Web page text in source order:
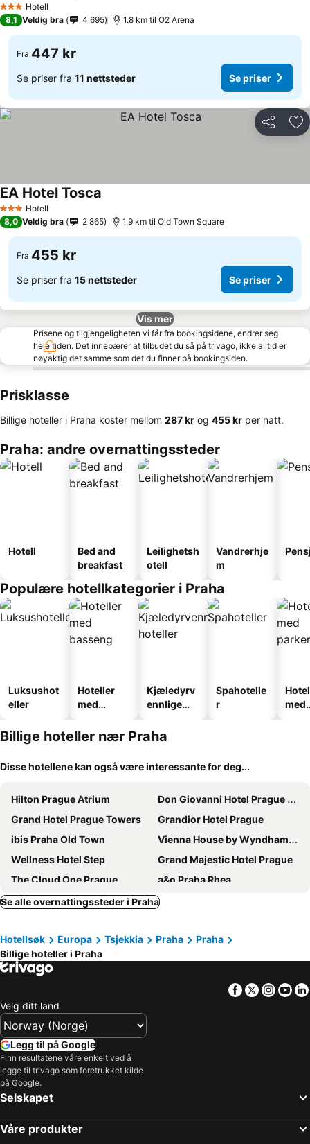
3 StjernerHotell
8,1 Veldig bra 4 695 1.8 km til O2 Arena
Fra 447 kr
Se priser fra 11 nettsteder Se priser
Del
3 StjernerHotell
EA Hotel Tosca
8,0 Veldig bra 2 865 1.9 km til Old Town Square
Fra 455 kr
Se priser fra 15 nettsteder Se priser
Vis mer
Prisene og tilgjengeligheten vi får fra bookingsidene, endrer seg
hele tiden. Det innebærer at tilbudet du så på trivago, ikke alltid er
nøyaktig det samme som det du finner på bookingsiden.
Prisklasse
Billige hoteller i Praha koster mellom ‎287 kr og ‎455 kr per natt.
Praha: andre overnattingssteder
Hotell
Bed and
breakfast
Leilighetsh
otell
Vandrerhje
m
Populære hotellkategorier i Praha
Luksushot
eller
Hoteller
med
Kjæledyrv
ennlige
Spahotelle
r
med
Billige hoteller nær Praha
Disse hotellene kan også være interessante for deg...
Hilton Prague Atrium
Don Giovanni Hotel Prague - Great Hotels of The World
Grand Hotel Prague Towers
Grandior Hotel Prague
ibis Praha Old Town
Vienna House by Wyndham Andel's Prague
Wellness Hotel Step
Grand Majestic Hotel Prague
The Cloud One Prague
a&o Praha Rhea
The President
Friday Hotel
Eurostars Thalia
Clarion Hotel Prague Old Town
Hotel Duo
OREA Hotel Pyramida Praha
Hotel Bologna
Botanique Hotel Prague
Charles Bridge Palace
Hotel Belvedere
Michelangelo Grand Hotel Prague
The Gold Bank
Hotel Relax Inn
EA Hotel Rokoko
Atlantic Hotel
Mamaison Hotel Riverside Prague
Se alle overnattingssteder i Praha
Hotellsøk Europa Tsjekkia Praha
Praha
Billige hoteller i Praha
Facebook
Twitter
Velg ditt land
Legg til på Google
Finn resultatene våre enkelt ved å
legge til trivago som foretrukket kilde
på Google.
Selskapet
Våre produkter